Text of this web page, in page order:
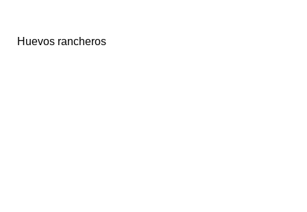
Huevos rancheros